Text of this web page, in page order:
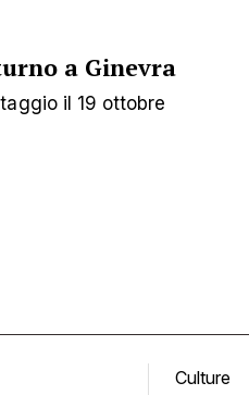
a Ginevra
il 19 ottobre
Culture